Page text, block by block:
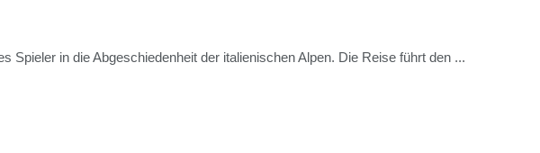
in die Abgeschiedenheit der italienischen Alpen. Die Reise führt den ...